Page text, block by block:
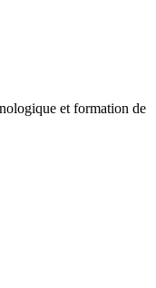
et formation de